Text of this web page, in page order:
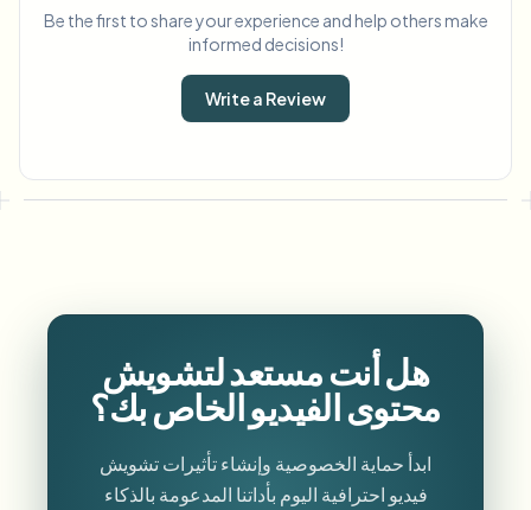
Be the first to share your experience and help others make
informed decisions!
Write a Review
هل أنت مستعد لتشويش
محتوى الفيديو الخاص بك؟
ابدأ حماية الخصوصية وإنشاء تأثيرات تشويش
فيديو احترافية اليوم بأداتنا المدعومة بالذكاء